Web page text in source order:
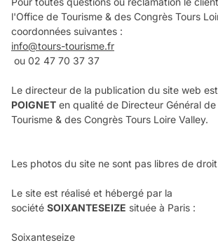
l'Office de Tourisme & des Congrès Tours
coordonnées suivantes :
info@tours-tourisme.fr
ou 02 47 70 37 37
Le directeur de la publication du site web est
POIGNET en qualité de Directeur Général
Tourisme & des Congrès Tours Loire Valley.
Les photos du site ne sont pas libres de
Le site est réalisé et hébergé par la
société SOIXANTESEIZE située à Paris :
Soixanteseize